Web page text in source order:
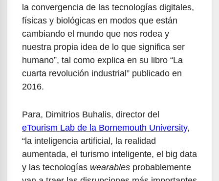
la convergencia de las tecnologías digitales,
físicas y biológicas en modos que están
cambiando el mundo que nos rodea y
nuestra propia idea de lo que significa ser
humano”, tal como explica en su libro “La
cuarta revolución industrial” publicado en
2016.
Para, Dimitrios Buhalis, director del
eTourism Lab de la Bornemouth University,
“la inteligencia artificial, la realidad
aumentada, el turismo inteligente, el big data
y las tecnologías wearables probablemente